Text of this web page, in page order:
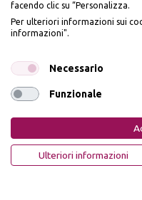
Accettiamo
PiùMe è un marchio di
Aurelio Lampredi, n.
Privacy
facendo clic su “Personalizza.
Per ulteriori informazioni sui
informazioni".
Necessario
Funzionale
Ulteriori informazioni
BENVENUTO
PIÙME
IL10% DI
dell’art. 13 del Reg UE 2016/679 e presto il mio consenso
promozionali. In qualsiasi momento è possibile revocare il
OTTIENI IL 10% DI